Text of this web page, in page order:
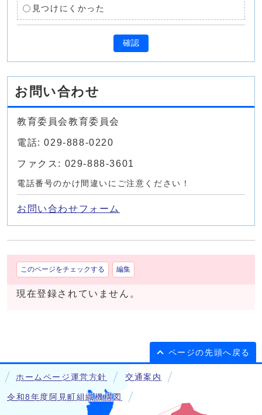
見つけにくかった
確認
お問い合わせ
教育委員会教育委員会
電話: 029-888-0220
ファクス: 029-888-3601
電話番号のかけ間違いにご注意ください！
お問い合わせフォーム
このページをチェックする 編集
現在登録されていません。
ページの先頭へ戻る
ホームページ運営方針 交通案内
令和8年度阿見町組織機構図